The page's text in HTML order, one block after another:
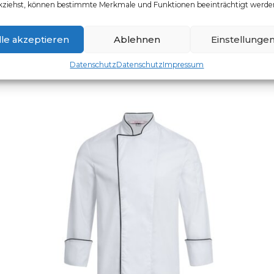
können bestimmte Merkmale und Funktionen beeinträchtigt
akzeptieren Ablehnen Einstellungen
DatenschutzDatenschutzImpressum
Artikelnummer: 5321.8000